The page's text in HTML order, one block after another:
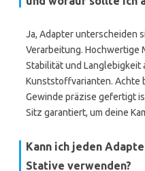
Ja, Adapter unterscheiden
Verarbeitung. Hochwertige
Stabilität und Langlebigkeit
Kunststoffvarianten. Achte
Gewinde präzise gefertigt
Sitz garantiert, um deine
Kann ich jeden
Stative verwenden?